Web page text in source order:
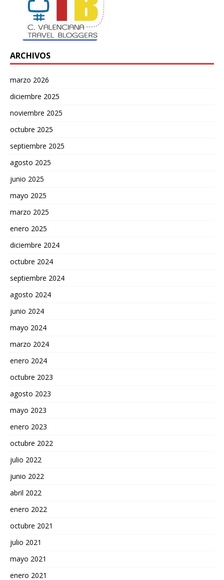
ARCHIVOS
marzo 2026
diciembre 2025
noviembre 2025
octubre 2025
septiembre 2025
agosto 2025
junio 2025
mayo 2025
marzo 2025
enero 2025
diciembre 2024
octubre 2024
septiembre 2024
agosto 2024
junio 2024
mayo 2024
marzo 2024
enero 2024
octubre 2023
agosto 2023
mayo 2023
enero 2023
octubre 2022
julio 2022
junio 2022
abril 2022
enero 2022
octubre 2021
julio 2021
mayo 2021
enero 2021